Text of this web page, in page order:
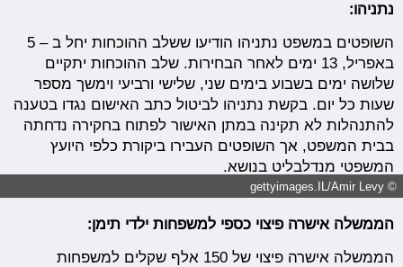
נתניהו:
השופטים במשפט נתניהו הודיעו ששלב ההוכחות יחל ב – 5
באפריל, 13 ימים לאחר הבחירות. שלב ההוכחות יתקיים
שלושה ימים בשבוע בימים שני, שלישי ורביעי וימשך מספר
שעות כל יום. בקשת נתניהו לביטול כתב האישום נגדו בטענה
להתנהלות לא תקינה במתן האישור לפתוח בחקירה נדחתה
בבית המשפט, אך השופטים העבירו ביקורת כלפי היועץ
המשפטי מנדלבליט בנושא.
© gettyimages.IL/Amir Levy
הממשלה אישרה פיצוי כספי למשפחות ילדי תימן:
הממשלה אישרה פיצוי של 150 אלף שקלים למשפחות